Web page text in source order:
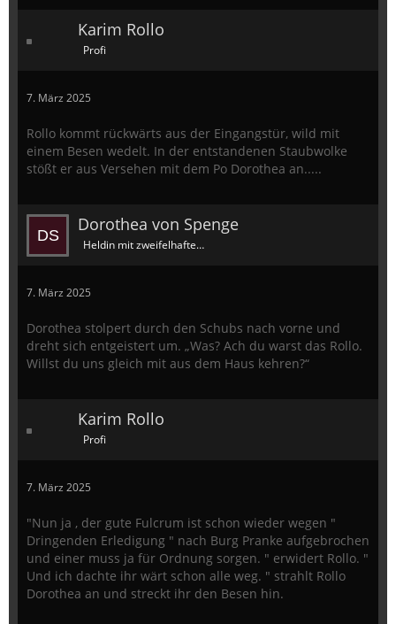
Karim Rollo
Profi
7. März 2025
Rollo kommt rückwärts aus der Eingangstür, wild mit
einem Besen wedelt. In der entstandenen Staubwolke
stößt er aus Versehen mit dem Po Dorothea an.....
Dorothea von Spenge
Heldin mit zweifelhaftem Ruf
7. März 2025
Dorothea stolpert durch den Schubs nach vorne und
dreht sich entgeistert um. „Was? Ach du warst das Rollo.
Willst du uns gleich mit aus dem Haus kehren?“
Karim Rollo
Profi
7. März 2025
"Nun ja , der gute Fulcrum ist schon wieder wegen "
Dringenden Erledigung " nach Burg Pranke aufgebrochen
und einer muss ja für Ordnung sorgen. " erwidert Rollo. "
Und ich dachte ihr wärt schon alle weg. " strahlt Rollo
Dorothea an und streckt ihr den Besen hin.